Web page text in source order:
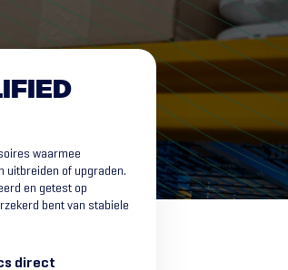
waarmee
uitbreiden of upgraden.
en getest op
bent van stabiele
direct